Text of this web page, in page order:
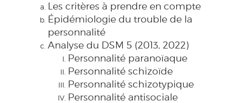
Les critères à prendre en compte
Épidémiologie du trouble de la
personnalité
Analyse du DSM 5 (2013, 2022)
Personnalité paranoïaque
Personnalité schizoïde
Personnalité schizotypique
Personnalité antisociale